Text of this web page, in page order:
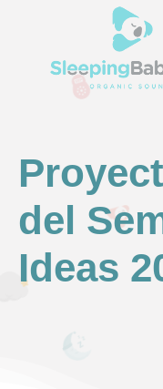
del
Ideas